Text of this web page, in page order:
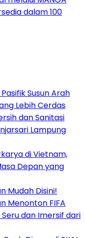
dalam 100
Susun Arah
Lebih Cerdas
dan Sanitasi
Lampung
di Vietnam,
Depan yang
Mudah Disini!
Menonton FIFA
dan Imersif dari